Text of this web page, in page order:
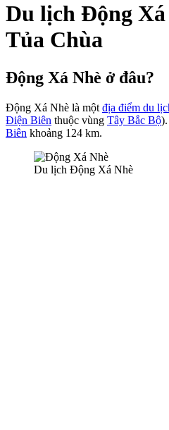
Du lịch Động
Tủa Chùa
Động Xá Nhè ở đâu?
Động Xá Nhè là một địa điểm du
Điện Biên thuộc vùng Tây Bắc Bộ
Biên khoảng 124 km.
Du lịch Động Xá Nhè